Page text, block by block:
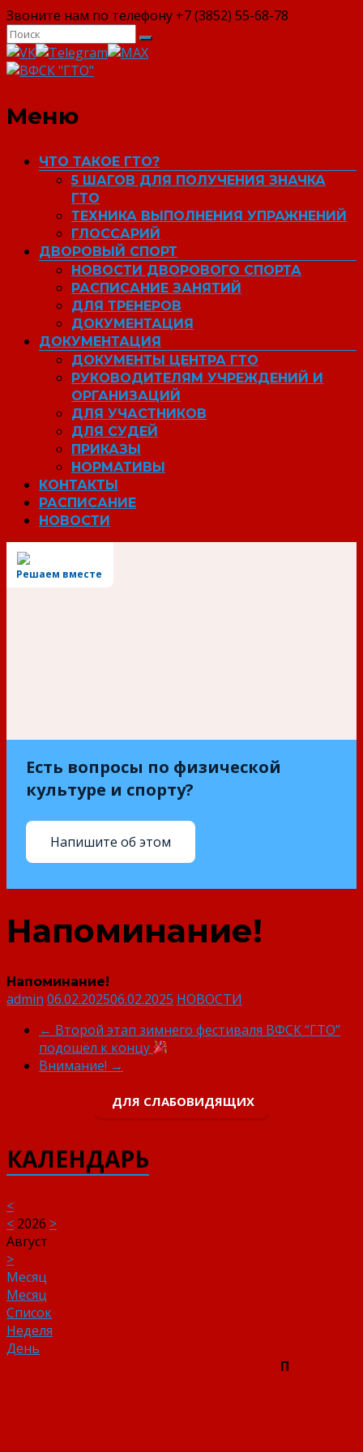
Звоните нам по телефону +7 (3852) 55-68-78
ВФСК "ГТО"
Меню
ЧТО ТАКОЕ ГТО?
5 ШАГОВ ДЛЯ ПОЛУЧЕНИЯ ЗНАЧКА
ГТО
ТЕХНИКА ВЫПОЛНЕНИЯ УПРАЖНЕНИЙ
ГЛОССАРИЙ
ДВОРОВЫЙ СПОРТ
НОВОСТИ ДВОРОВОГО СПОРТА
РАСПИСАНИЕ ЗАНЯТИЙ
ДЛЯ ТРЕНЕРОВ
ДОКУМЕНТАЦИЯ
ДОКУМЕНТАЦИЯ
ДОКУМЕНТЫ ЦЕНТРА ГТО
РУКОВОДИТЕЛЯМ УЧРЕЖДЕНИЙ И
ОРГАНИЗАЦИЙ
ДЛЯ УЧАСТНИКОВ
ДЛЯ СУДЕЙ
ПРИКАЗЫ
НОРМАТИВЫ
КОНТАКТЫ
РАСПИСАНИЕ
НОВОСТИ
Решаем вместе
Есть вопросы по физической
культуре и спорту?
Напишите об этом
Напоминание!
Напоминание!
admin 06.02.202506.02.2025 НОВОСТИ
← Второй этап зимнего фестиваля ВФСК “ГТО”
подошёл к концу
Внимание! →
ДЛЯ СЛАБОВИДЯЩИХ
КАЛЕНДАРЬ
<
< 2026 >
Август
>
Месяц
Месяц
Список
Неделя
День
П